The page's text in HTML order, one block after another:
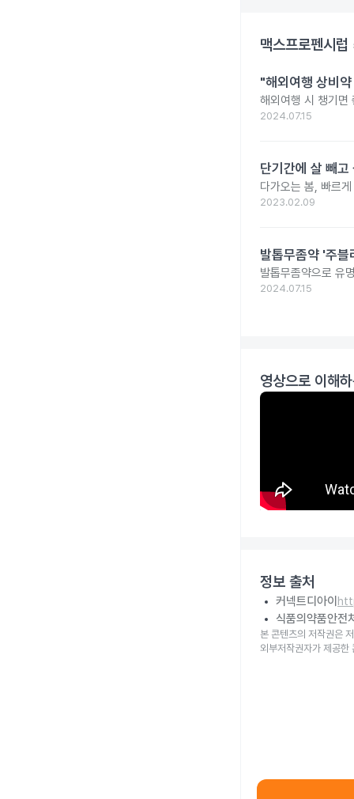
맥스프로펜시
"해외여행 상비
해외여행 시 챙기면
2024.07.15
단기간에 살 빼
다가오는 봄, 빠르
2023.02.09
발톱무좀약 '주
발톱무좀약으로 유
2024.07.15
영상으로 이해
정보 출처
커넥트디아이
식품의약품안전
본 콘텐츠의 저작권은
외부저작권자가 제공한